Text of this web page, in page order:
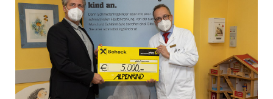
Lenzing
movea
VEOCEL
Sonstige
Pressekontakt